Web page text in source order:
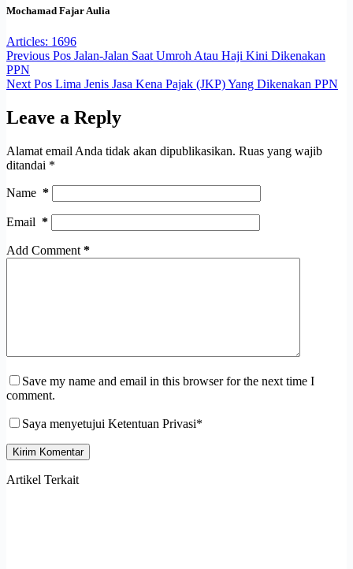
Mochamad Fajar Aulia
Articles: 1696
Previous Pos Jalan-Jalan Saat Umroh Atau Haji Kini Dikenakan
PPN
NextPos Lima Jenis Jasa Kena Pajak (JKP) Yang Dikenakan PPN
Leave a Reply
Alamat email Anda tidak akan dipublikasikan. Ruas yang wajib
ditandai *
Name *
Email *
Add Comment *
Save my name and email in this browser for the next time I
comment.
Saya menyetujui Ketentuan Privasi*
Kirim Komentar
Artikel Terkait